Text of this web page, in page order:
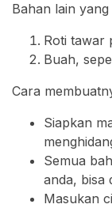
Bahan lain
Roti tawar
Buah,
Cara
Siapkan
Semua
anda, bisa
Masukan